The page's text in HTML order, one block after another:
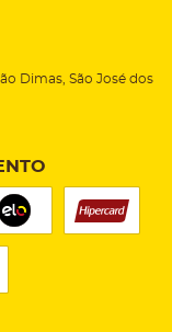
Dimas, São José dos